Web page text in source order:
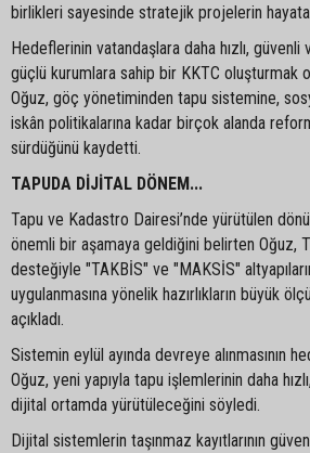
birlikleri sayesinde stratejik projelerin
Hedeflerinin vatandaşlara daha hızlı,
güçlü kurumlara sahip bir KKTC oluşturmak
Oğuz, göç yönetiminden tapu sistemine,
iskân politikalarına kadar birçok alanda
sürdüğünü kaydetti.
TAPUDA DİJİTAL DÖNEM...
Tapu ve Kadastro Dairesi’nde yürütülen
önemli bir aşamaya geldiğini belirten Oğuz,
desteğiyle "TAKBİS" ve "MAKSİS"
uygulanmasına yönelik hazırlıkların büyük
açıkladı.
Sistemin eylül ayında devreye alınmasının
Oğuz, yeni yapıyla tapu işlemlerinin daha
dijital ortamda yürütüleceğini söyledi.
Dijital sistemlerin taşınmaz kayıtlarının